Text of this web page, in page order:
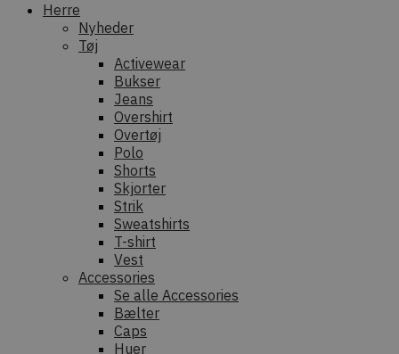
Herre
Nyheder
Tøj
Activewear
Bukser
Jeans
Overshirt
Overtøj
Polo
Shorts
Skjorter
Strik
Sweatshirts
T-shirt
Vest
Accessories
Se alle Accessories
Bælter
Caps
Huer